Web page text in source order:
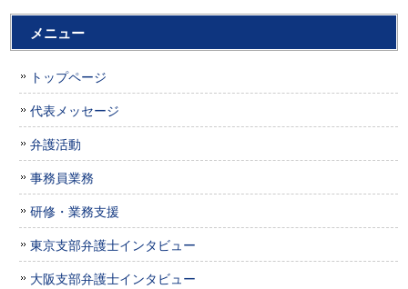
メニュー
トップページ
代表メッセージ
弁護活動
事務員業務
研修・業務支援
東京支部弁護士インタビュー
大阪支部弁護士インタビュー